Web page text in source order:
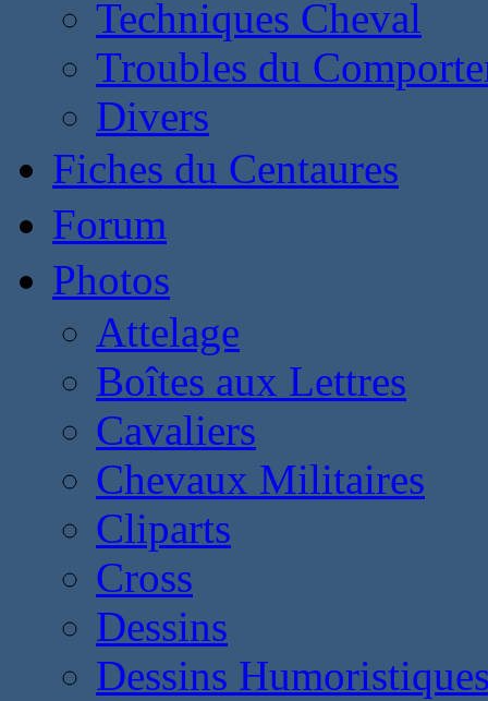
Techniques Cheval
Troubles du
Divers
Fiches du Centaures
Forum
Photos
Attelage
Boîtes aux Lettres
Cavaliers
Chevaux Militaires
Cliparts
Cross
Dessins
Dessins